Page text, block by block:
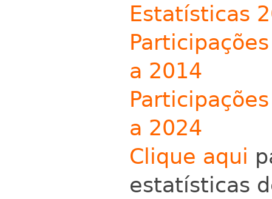
Estatísticas
a 2014
a 2024
Clique aqui
estatísticas